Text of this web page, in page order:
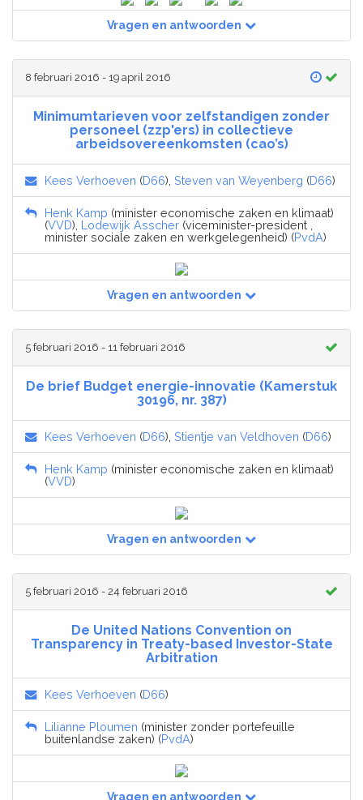
Vragen en antwoorden
8 februari 2016 - 19 april 2016
Minimumtarieven voor zelfstandigen zonder
personeel (zzp'ers) in collectieve
arbeidsovereenkomsten (cao’s)
Kees Verhoeven (D66), Steven van Weyenberg (D66)
Henk Kamp (minister economische zaken en klimaat)
(VVD), Lodewijk Asscher (viceminister-president ,
minister sociale zaken en werkgelegenheid) (PvdA)
Vragen en antwoorden
5 februari 2016 - 11 februari 2016
De brief Budget energie-innovatie (Kamerstuk
30196, nr. 387)
Kees Verhoeven (D66), Stientje van Veldhoven (D66)
Henk Kamp (minister economische zaken en klimaat)
(VVD)
Vragen en antwoorden
5 februari 2016 - 24 februari 2016
De United Nations Convention on
Transparency in Treaty-based Investor-State
Arbitration
Kees Verhoeven (D66)
Lilianne Ploumen (minister zonder portefeuille
buitenlandse zaken) (PvdA)
Vragen en antwoorden